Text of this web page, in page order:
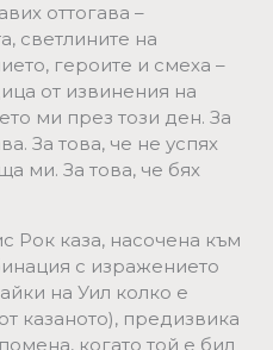
оттогава –
светлините на
героите и смеха –
от извинения на
ми през този ден. За
За това, че не успях
ми. За това, че бях
Рок каза, насочена към
с изражението
на Уил колко е
казаното), предизвика
когато той е бил